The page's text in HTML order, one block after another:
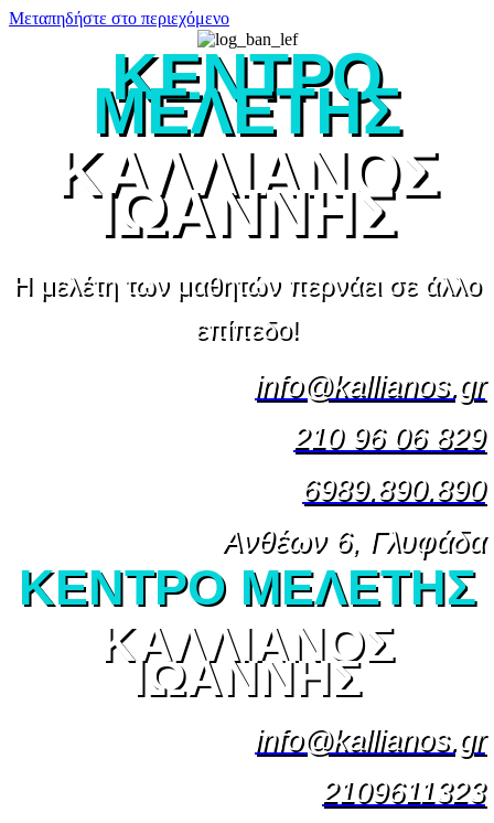
Μεταπηδήστε στο περιεχόμενο
ΚΕΝΤΡΟ
ΜΕΛΕΤΗΣ
ΚΑΛΛΙΑΝΟΣ
ΙΩΑΝΝΗΣ
Η μελέτη των μαθητών περνάει σε άλλο
επίπεδο!
info@kallianos.gr
210 96 06 829
6989.890.890
Ανθέων 6, Γλυφάδα
ΚΕΝΤΡΟ ΜΕΛΕΤΗΣ
ΚΑΛΛΙΑΝΟΣ
ΙΩΑΝΝΗΣ
info@kallianos.gr
2109611323